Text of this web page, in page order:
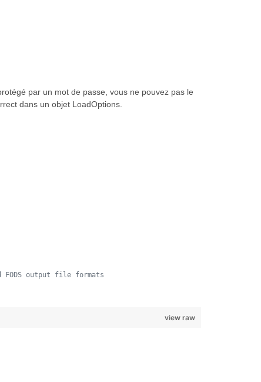
par un mot de passe, vous ne pouvez pas le
dans un objet LoadOptions.
FODS output file formats
view raw